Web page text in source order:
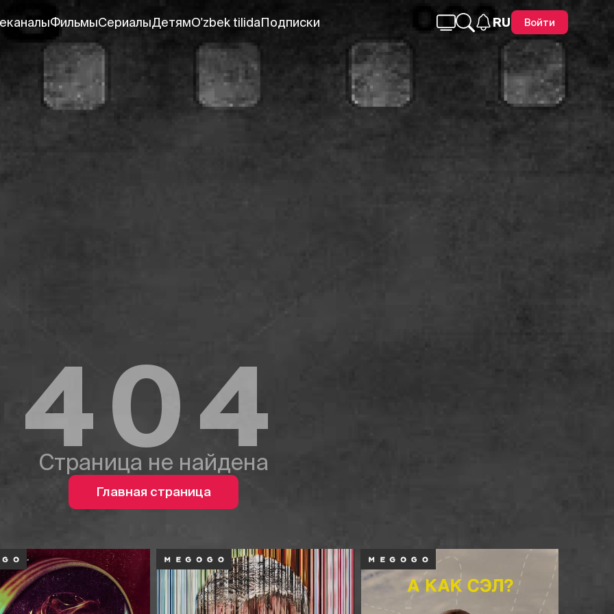
ФильмыСериалыДетямO'zbek tilidaПодписки RU Войти
404
Страница не найдена
Главная страница